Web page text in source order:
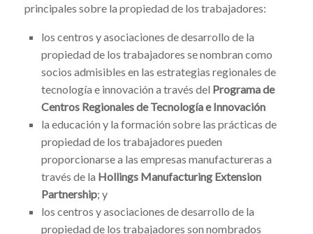
principales sobre la propiedad de los trabajadores:
los centros y asociaciones de desarrollo de la
propiedad de los trabajadores se nombran como
socios admisibles en las estrategias regionales de
tecnología e innovación a través del Programa de
Centros Regionales de Tecnología e Innovación
la educación y la formación sobre las prácticas de
propiedad de los trabajadores pueden
proporcionarse a las empresas manufactureras a
través de la Hollings Manufacturing Extension
Partnership; y
los centros y asociaciones de desarrollo de la
propiedad de los trabajadores son nombrados